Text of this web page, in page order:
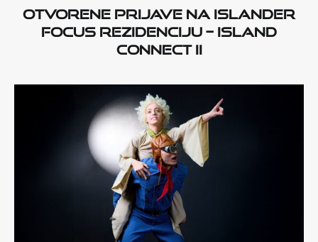
Otvorene prijave na Islander
Focus rezidenciju – Island
Connect II